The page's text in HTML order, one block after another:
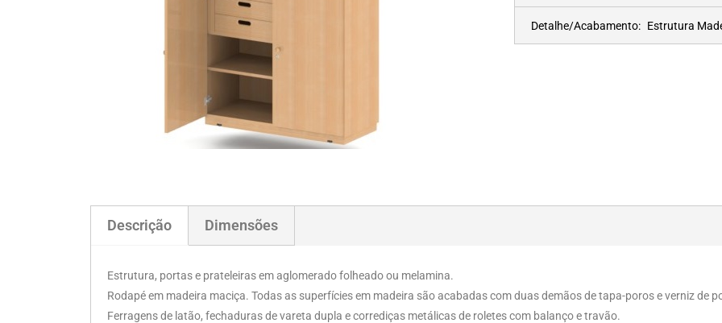
Detalhe/Acabamento: Estrutura
Descrição Dimensões
Estrutura, portas e prateleiras em aglomerado folheado ou melamina.
Rodapé em madeira maciça. Todas as superfícies em madeira são acabadas com duas demãos de tapa-poros e verniz de
Ferragens de latão, fechaduras de vareta dupla e corrediças metálicas de roletes com balanço e travão.